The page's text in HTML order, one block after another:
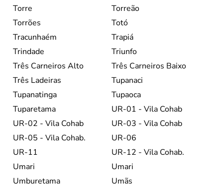
Torre
Torreão
Torrões
Totó
Tracunhaém
Trapiá
Trindade
Triunfo
Três Carneiros Alto
Três Carneiros Baixo
Três Ladeiras
Tupanaci
Tupanatinga
Tupaoca
Tuparetama
UR-01 - Vila Cohab
UR-02 - Vila Cohab
UR-03 - Vila Cohab
UR-05 - Vila Cohab.
UR-06
UR-11
UR-12 - Vila Cohab.
Umari
Umari
Umburetama
Umãs